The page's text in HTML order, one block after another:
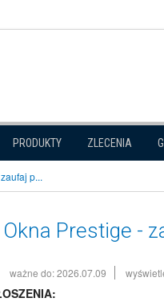
PRODUKTY ZLECENIA
p...
Okna Prestige -
ważne do: 2026.07.09